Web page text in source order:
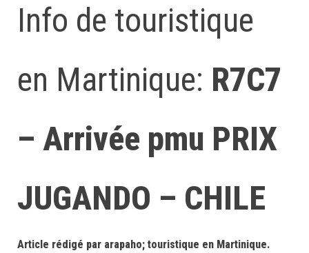
Info de touristique
en Martinique: R7C7
– Arrivée pmu PRIX
JUGANDO – CHILE
Article rédigé par arapaho; touristique en Martinique.